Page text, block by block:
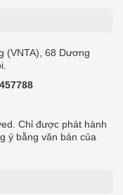
(VNTA), 68 Dương
Chỉ được phát hành
ý bằng văn bản của